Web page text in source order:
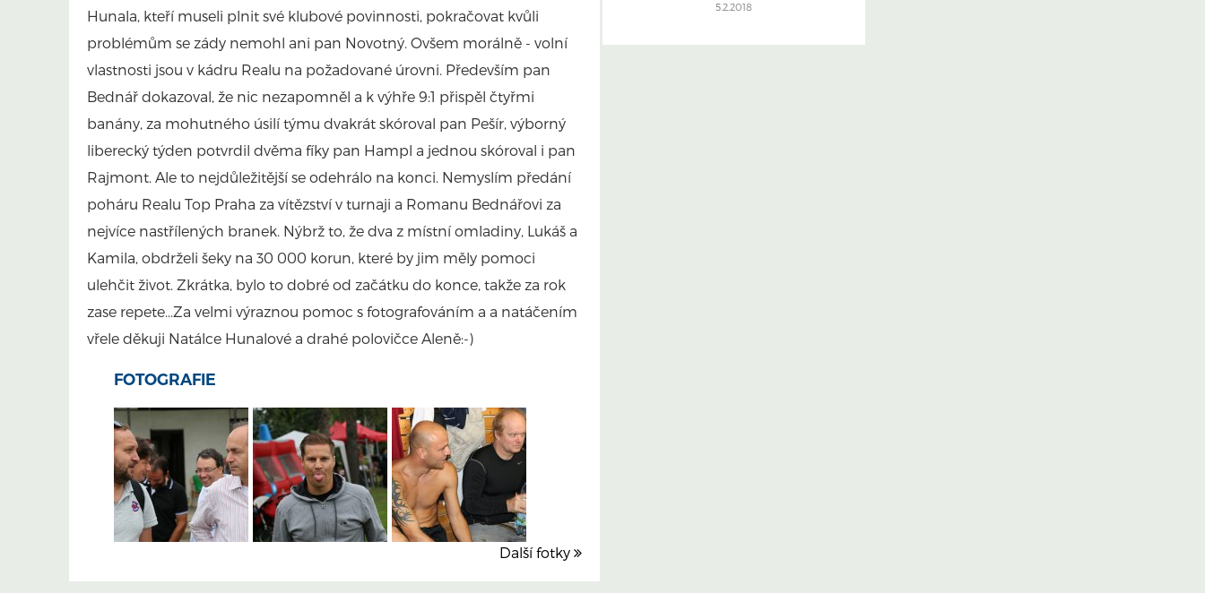
Hunala, kteří museli plnit své klubové povinnosti, pokračovat kvůli
problémům se zády nemohl ani pan Novotný. Ovšem morálně - volní
vlastnosti jsou v kádru Realu na požadované úrovni. Především pan
Bednář dokazoval, že nic nezapomněl a k výhře 9:1 přispěl čtyřmi
banány, za mohutného úsilí týmu dvakrát skóroval pan Pešír, výborný
liberecký týden potvrdil dvěma fíky pan Hampl a jednou skóroval i pan
Rajmont. Ale to nejdůležitější se odehrálo na konci. Nemyslím předání
poháru Realu Top Praha za vítězství v turnaji a Romanu Bednářovi za
nejvíce nastřílených branek. Nýbrž to, že dva z místní omladiny, Lukáš a
Kamila, obdrželi šeky na 30 000 korun, které by jim měly pomoci
ulehčit život. Zkrátka, bylo to dobré od začátku do konce, takže za rok
zase repete...Za velmi výraznou pomoc s fotografováním a a natáčením
vřele děkuji Natálce Hunalové a drahé polovičce Aleně:-)
FOTOGRAFIE
Další fotky
5.2.2018